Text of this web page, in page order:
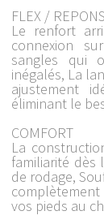
FLEX /
Le renfort
connexion
sangles qui
inégalés, La
ajustement
éliminant le
COMFORT
La
familiarité dès
de rodage,
vos pieds au